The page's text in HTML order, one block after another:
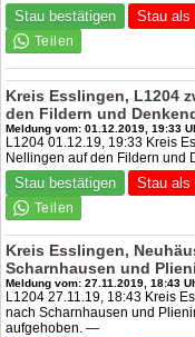
Stau bestätigen Stau als
Kreis Esslingen, L1204
den Fildern und
Meldung vom: 01.12.2019, 19:33
L1204 01.12.19, 19:33 Kreis
Nellingen auf den Fildern und
Stau bestätigen Stau als
Kreis Esslingen,
Scharnhausen und
Meldung vom: 27.11.2019, 18:43
L1204 27.11.19, 18:43 Kreis
nach Scharnhausen und
aufgehoben. —